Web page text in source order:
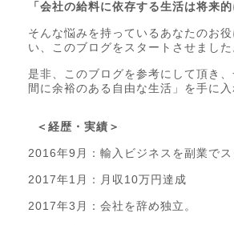
「会社の給料に依存する生活は将来的
そんな悩みを持っているあなたのお
い、このブログをスタートさせました
是非、このブログを参考にして頂き
間に余裕のある自由な生活」を手に入
＜経歴・実績＞
2016年9月：輸入ビジネスを副業でス
2017年1月：月収10万円達成
2017年3月：会社を辞め独立。